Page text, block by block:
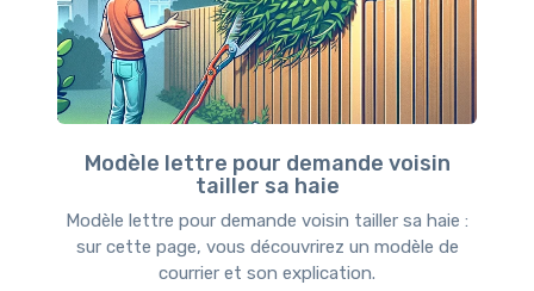
Modèle lettre pour demande voisin
tailler sa haie
Modèle lettre pour demande voisin tailler sa haie :
sur cette page, vous découvrirez un modèle de
courrier et son explication.